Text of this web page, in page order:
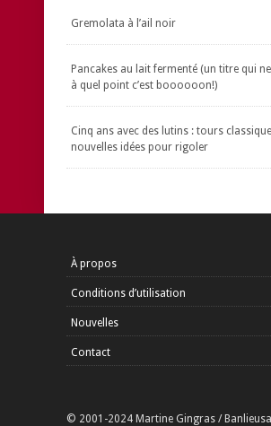
Gremolata à l’ail noir
Pancakes au lait fermenté (un titre qui
à quel point c’est boooooon!)
Cinq ans avec des lutins : tours
nouvelles idées pour rigoler
À propos
Conditions d’utilisation
Nouvelles
Contact
© 2001-2024 Martine Gingras /